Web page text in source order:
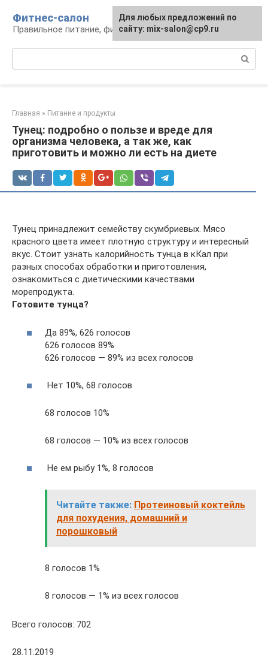
контенту
Фитнес-салон
Правильное питание, фитнес, образ жизни
Главная » Питание и продукты
Тунец: подробно о пользе и вреде для
организма человека, а так же, как
приготовить и можно ли есть на диете
Тунец принадлежит семейству скумбриевых. Мясо
красного цвета имеет плотную структуру и интересный
вкус. Стоит узнать калорийность тунца в кКал при
разных способах обработки и приготовления,
ознакомиться с диетическими качествами
морепродукта.
Готовите тунца?
Да 89%, 626 голосов
626 голосов 89%
626 голосов — 89% из всех голосов
Нет 10%, 68 голосов
68 голосов 10%
68 голосов — 10% из всех голосов
Не ем рыбу 1%, 8 голосов
Читайте также: Протеиновый коктейль
для похудения, домашний и
порошковый
8 голосов 1%
8 голосов — 1% из всех голосов
Всего голосов: 702
28.11.2019
Для любых предложений по
сайту: mix-salon@cp9.ru